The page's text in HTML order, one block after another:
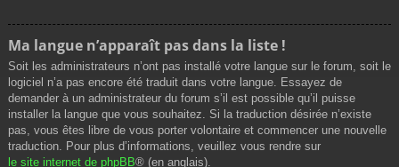
Ma langue n’apparaît pas dans la liste !
Soit les administrateurs n’ont pas installé votre langue sur le forum, soit le
logiciel n’a pas encore été traduit dans votre langue. Essayez de
demander à un administrateur du forum s’il est possible qu’il puisse
installer la langue que vous souhaitez. Si la traduction désirée n’existe
pas, vous êtes libre de vous porter volontaire et commencer une nouvelle
traduction. Pour plus d’informations, veuillez vous rendre sur
le site internet de phpBB® (en anglais).